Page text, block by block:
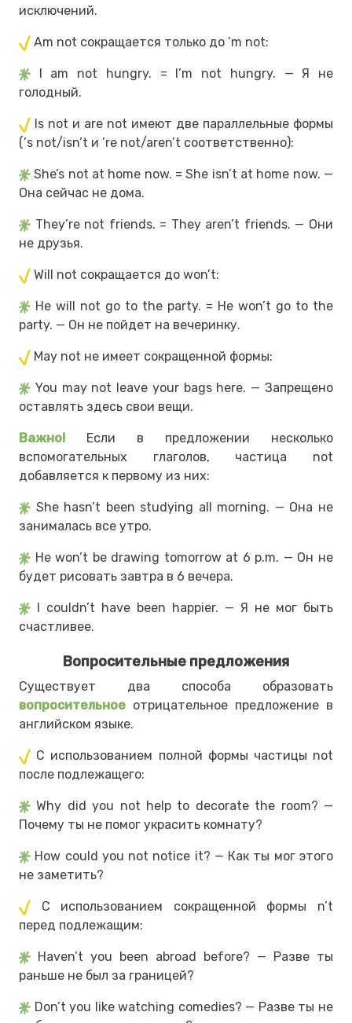
исключений.
Am not сокращается только до ’m not:
I am not hungry. = I’m not hungry. — Я не
голодный.
Is not и are not имеют две параллельные формы
(’s not/isn’t и ’re not/aren’t соответственно):
She’s not at home now. = She isn’t at home now. —
Она сейчас не дома.
They’re not friends. = They aren’t friends. — Они
не друзья.
Will not сокращается до won’t:
He will not go to the party. = He won’t go to the
party. — Он не пойдет на вечеринку.
May not не имеет сокращенной формы:
You may not leave your bags here. — Запрещено
оставлять здесь свои вещи.
Важно! Если в предложении несколько
вспомогательных глаголов, частица not
добавляется к первому из них:
She hasn’t been studying all morning. — Она не
занималась все утро.
He won’t be drawing tomorrow at 6 p.m. — Он не
будет рисовать завтра в 6 вечера.
I couldn’t have been happier. — Я не мог быть
счастливее.
Вопросительные предложения
Существует два способа образовать
вопросительное отрицательное предложение в
английском языке.
С использованием полной формы частицы not
после подлежащего:
Why did you not help to decorate the room? —
Почему ты не помог украсить комнату?
How could you not notice it? — Как ты мог этого
не заметить?
С использованием сокращенной формы n’t
перед подлежащим:
Haven’t you been abroad before? — Разве ты
раньше не был за границей?
Don’t you like watching comedies? — Разве ты не